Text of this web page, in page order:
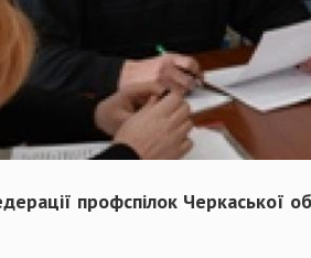
профспілок Черкаської